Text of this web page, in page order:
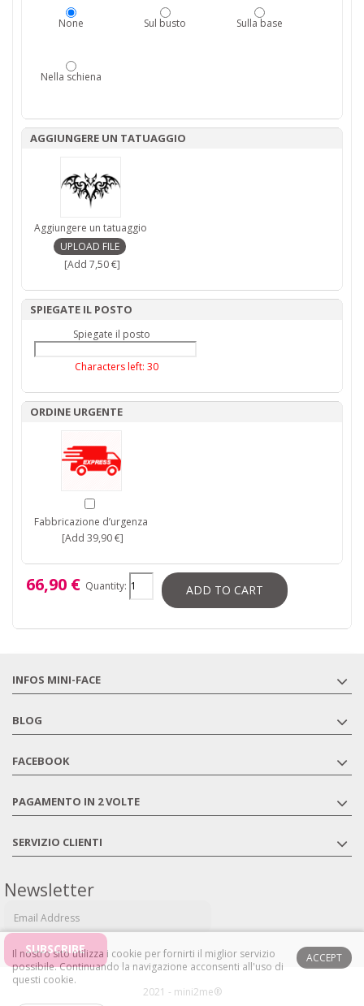
None Sul busto Sulla base
Nella schiena
AGGIUNGERE UN TATUAGGIO
Aggiungere un tatuaggio
[Add 7,50 €]
SPIEGATE IL POSTO
Spiegate il posto
Characters left: 30
ORDINE URGENTE
Fabbricazione d’urgenza
[Add 39,90 €]
66,90 € Quantity: ADD TO CART
INFOS MINI-FACE
BLOG
FACEBOOK
PAGAMENTO IN 2 VOLTE
SERVIZIO CLIENTI
Newsletter
2021 - mini2me®
ACCEPT
Il nostro sito utilizza i cookie per fornirti il ​​miglior servizio
possibile.Continuando la navigazione acconsenti all'uso di
questi cookie.